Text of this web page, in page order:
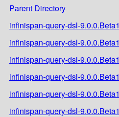
Parent Directory
infinispan-query-dsl-
infinispan-query-dsl-
infinispan-query-dsl-
infinispan-query-dsl-
infinispan-query-dsl-
infinispan-query-dsl-